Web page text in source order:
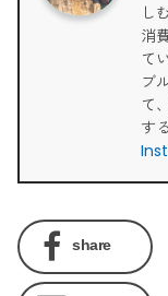
し
消
て
ブ
て
す
share